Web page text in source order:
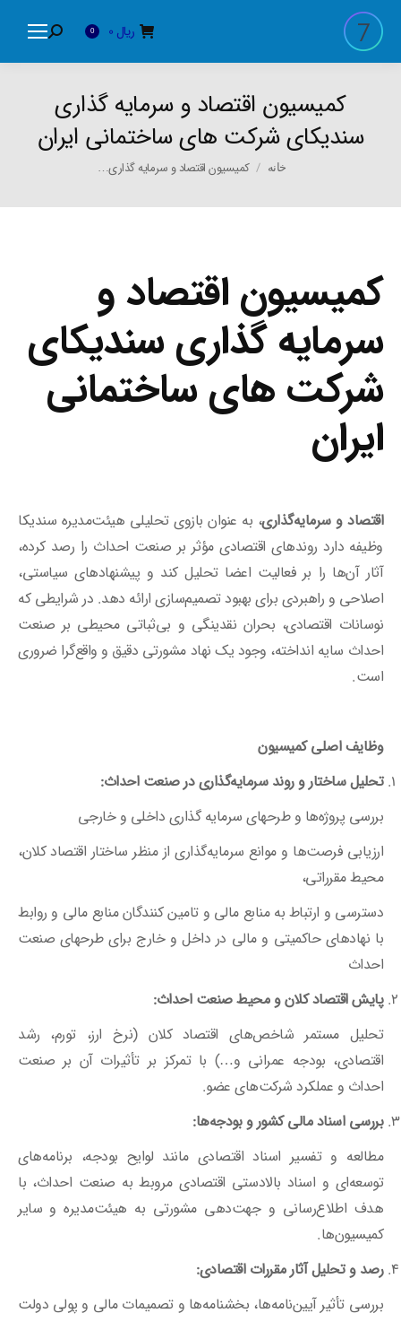
ریال 0
Search:
کمیسیون اقتصاد و سرمایه گذاری
سندیکای شرکت های ساختمانی ایران
You are here:
خانه کمیسیون اقتصاد و سرمایه گذاری…
کمیسیون اقتصاد و
سرمایه گذاری سندیکای
شرکت های ساختمانی
ایران
اقتصاد و سرمایه‌گذاری، به عنوان بازوی تحلیلی هیئت‌مدیره سندیکا
وظیفه دارد روندهای اقتصادی مؤثر بر صنعت احداث را رصد کرده،
آثار آن‌ها را بر فعالیت اعضا تحلیل کند و پیشنهادهای سیاستی،
اصلاحی و راهبردی برای بهبود تصمیم‌سازی ارائه دهد. در شرایطی که
نوسانات اقتصادی، بحران نقدینگی و بی‌ثباتی محیطی بر صنعت
احداث سایه انداخته، وجود یک نهاد مشورتی دقیق و واقع‌گرا ضروری
است.
وظایف اصلی کمیسیون
تحلیل ساختار و روند سرمایه‌گذاری در صنعت احداث:
بررسی پروژه‌ها و طرحهای سرمایه گذاری داخلی و خارجی
ارزیابی فرصت‌ها و موانع سرمایه‌گذاری از منظر ساختار اقتصاد کلان،
محیط مقرراتی،
دسترسی و ارتباط به منابع مالی و تامین کنندگان منابع مالی و روابط
با نهادهای حاکمیتی و مالی در داخل و خارج برای طرحهای صنعت
احداث
پایش اقتصاد کلان و محیط صنعت احداث:
تحلیل مستمر شاخص‌های اقتصاد کلان (نرخ ارز، تورم، رشد
اقتصادی، بودجه عمرانی و…) با تمرکز بر تأثیرات آن بر صنعت
احداث و عملکرد شرکت‌های عضو.
بررسی اسناد مالی کشور و بودجه‌ها:
مطالعه و تفسیر اسناد اقتصادی مانند لوایح بودجه، برنامه‌های
توسعه‌ای و اسناد بالادستی اقتصادی مروبط به صنعت احداث، با
هدف اطلاع‌رسانی و جهت‌دهی مشورتی به هیئت‌مدیره و سایر
کمیسیون‌ها.
رصد و تحلیل آثار مقررات اقتصادی:
بررسی تأثیر آیین‌نامه‌ها، بخشنامه‌ها و تصمیمات مالی و پولی دولت